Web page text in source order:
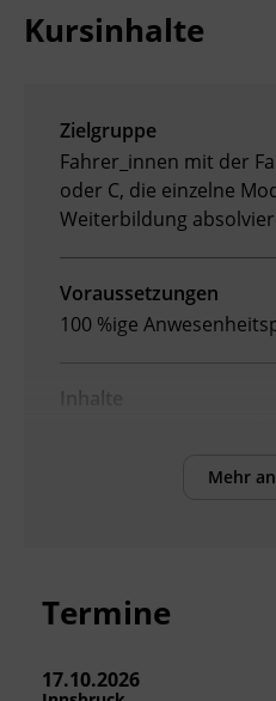
Ingenieurzertifizierung
Deutsch und Integration
Digitales Lernen
BFI Reutte
Kursinhalte
Zielgruppe
Fahrer_innen mit der
oder C, die einzelne
Weiterbildung
Voraussetzungen
100 %ige
Inhalte
einschätzen.
Berufsalltag
Mehr
Termine
17.10.2026